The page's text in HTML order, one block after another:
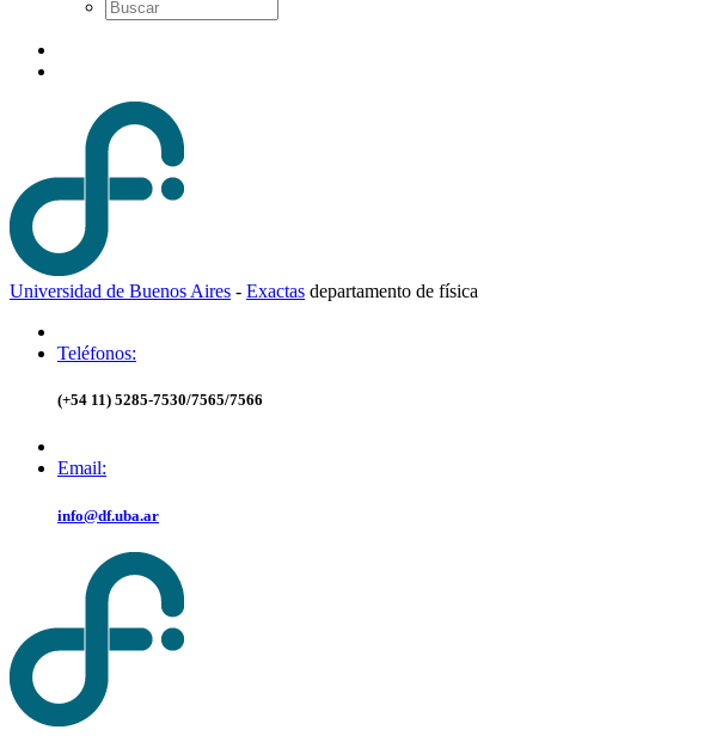
Universidad de Buenos Aires - Exactas departamento de física
Teléfonos:
(+54 11) 5285-7530/7565/7566
Email:
info@df.uba.ar